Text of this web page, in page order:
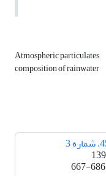
Atmospheric particulates
composition of rainwater
667-686